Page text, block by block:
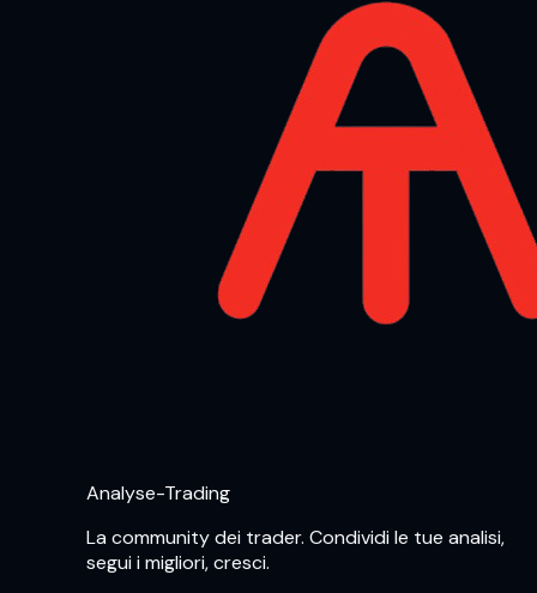
Analyse-Trading
La community dei trader. Condividi le tue analisi,
segui i migliori, cresci.